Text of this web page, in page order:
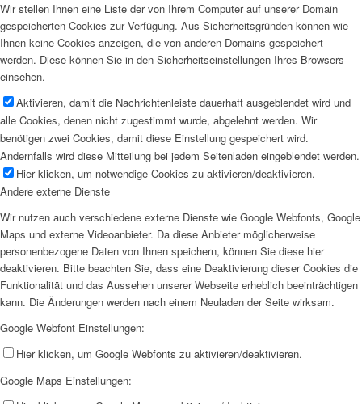
Wir stellen Ihnen eine Liste der von Ihrem Computer auf unserer Domain
gespeicherten Cookies zur Verfügung. Aus Sicherheitsgründen können wie
Ihnen keine Cookies anzeigen, die von anderen Domains gespeichert
werden. Diese können Sie in den Sicherheitseinstellungen Ihres Browsers
einsehen.
Aktivieren, damit die Nachrichtenleiste dauerhaft ausgeblendet wird und
alle Cookies, denen nicht zugestimmt wurde, abgelehnt werden. Wir
benötigen zwei Cookies, damit diese Einstellung gespeichert wird.
Andernfalls wird diese Mitteilung bei jedem Seitenladen eingeblendet werden.
Hier klicken, um notwendige Cookies zu aktivieren/deaktivieren.
Andere externe Dienste
Wir nutzen auch verschiedene externe Dienste wie Google Webfonts, Google
Maps und externe Videoanbieter. Da diese Anbieter möglicherweise
personenbezogene Daten von Ihnen speichern, können Sie diese hier
deaktivieren. Bitte beachten Sie, dass eine Deaktivierung dieser Cookies die
Funktionalität und das Aussehen unserer Webseite erheblich beeinträchtigen
kann. Die Änderungen werden nach einem Neuladen der Seite wirksam.
Google Webfont Einstellungen:
Hier klicken, um Google Webfonts zu aktivieren/deaktivieren.
Google Maps Einstellungen: